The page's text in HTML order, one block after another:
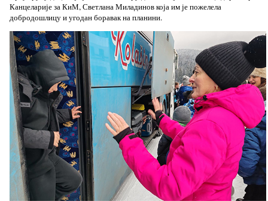
Канцеларије за КиМ, Светлана Миладинов која им је пожелела
добродошлицу и угодан боравак на планини.